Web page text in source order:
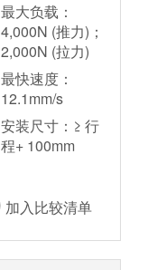
最大负载：
4,000N (推力)；
2,000N (拉力)
最快速度：
12.1mm/s
安装尺寸：≥ 行
程+ 100mm
加入比较清单